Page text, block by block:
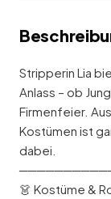
Stripperin Lia
Anlass – ob
Firmenfeier.
Kostümen ist
dabei.
👗 Kostüme &